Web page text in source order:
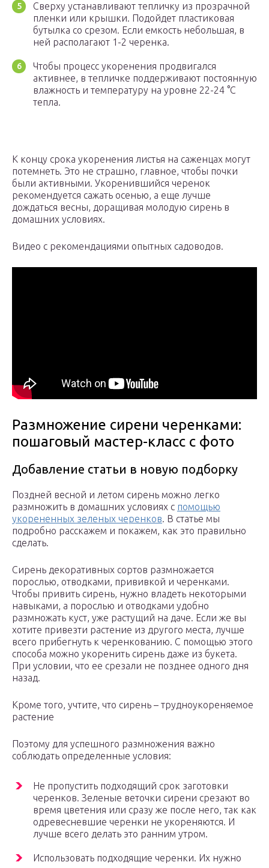
Сверху устанавливают тепличку из прозрачной
пленки или крышки. Подойдет пластиковая
бутылка со срезом. Если емкость небольшая, в
ней располагают 1-2 черенка.
Чтобы процесс укоренения продвигался
активнее, в тепличке поддерживают постоянную
влажность и температуру на уровне 22-24 °C
тепла.
К концу срока укоренения листья на саженцах могут
потемнеть. Это не страшно, главное, чтобы почки
были активными. Укоренившийся черенок
рекомендуется сажать осенью, а еще лучше
дождаться весны, доращивая молодую сирень в
домашних условиях.
Видео с рекомендациями опытных садоводов.
Размножение сирени черенками:
пошаговый мастер-класс с фото
Добавление статьи в новую подборку
Поздней весной и летом сирень можно легко
размножить в домашних условиях с помощью
укорененных зеленых черенков. В статье мы
подробно расскажем и покажем, как это правильно
сделать.
Сирень декоративных сортов размножается
порослью, отводками, прививкой и черенками.
Чтобы привить сирень, нужно владеть некоторыми
навыками, а порослью и отводками удобно
размножать куст, уже растущий на даче. Если же вы
хотите привезти растение из другого места, лучше
всего прибегнуть к черенкованию. С помощью этого
способа можно укоренить сирень даже из букета.
При условии, что ее срезали не позднее одного дня
назад.
Кроме того, учтите, что сирень – трудноукореняемое
растение
Поэтому для успешного размножения важно
соблюдать определенные условия:
Не пропустить подходящий срок заготовки
черенков. Зеленые веточки сирени срезают во
время цветения или сразу же после него, так как
одревесневшие черенки не укореняются. И
лучше всего делать это ранним утром.
Использовать подходящие черенки. Их нужно